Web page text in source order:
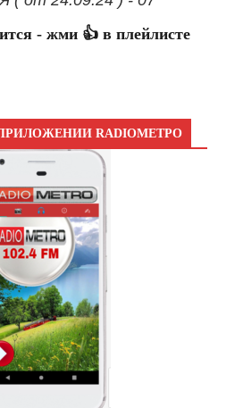
- жми 👍 в плейлисте
RADIOМЕТРО